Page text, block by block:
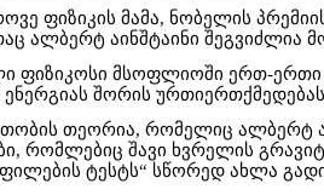
ფიზიკის მამა, ნობელის
ალბერტ აინშტაინი შეგვიძლია
ფიზიკოსი მსოფლიოში ერთ-
ენერგიას შორის
თეორია, რომელიც ალბერტ
რომლებიც შავი ხვრელის
ტესტს“ სწორედ ახლა